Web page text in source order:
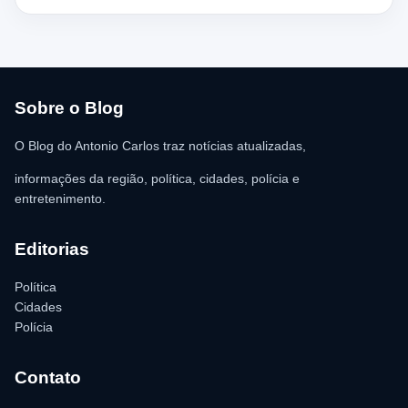
chegada dos policiais. O Serviço de Atendimento Móvel de
para as providências legais.
Sobre o Blog
O Blog do Antonio Carlos traz notícias atualizadas,
informações da região, política, cidades, polícia e
entretenimento.
Editorias
Política
Cidades
Polícia
Contato